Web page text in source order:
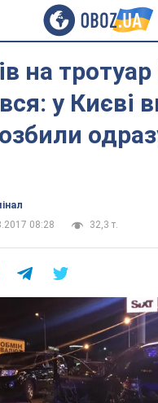
на тротуар
у Києві
08:28
32,3 т.